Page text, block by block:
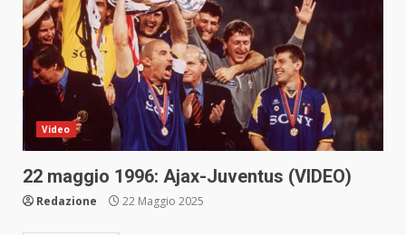
Video
22 maggio 1996: Ajax-Juventus (VIDEO)
Redazione 22 Maggio 2025